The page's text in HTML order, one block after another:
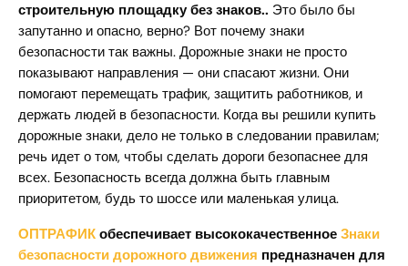
строительную площадку без знаков.. Это было бы
запутанно и опасно, верно? Вот почему знаки
безопасности так важны. Дорожные знаки не просто
показывают направления — они спасают жизни. Они
помогают перемещать трафик, защитить работников, и
держать людей в безопасности. Когда вы решили купить
дорожные знаки, дело не только в следовании правилам;
речь идет о том, чтобы сделать дороги безопаснее для
всех. Безопасность всегда должна быть главным
приоритетом, будь то шоссе или маленькая улица.
ОПТРАФИК обеспечивает высококачественное Знаки
безопасности дорожного движения предназначен для